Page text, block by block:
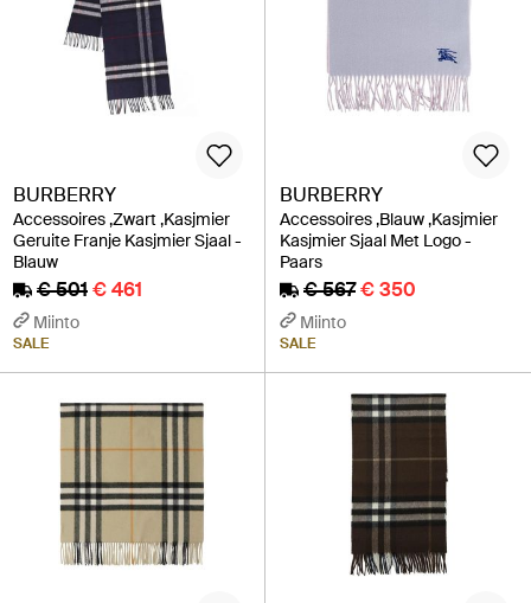
BURBERRY
Accessoires ,Zwart ,Kasjmier
Geruite Franje Kasjmier Sjaal -
Blauw
€ 501€ 461
Miinto
SALE
BURBERRY
Accessoires ,Blauw ,Kasjmier
Kasjmier Sjaal Met Logo -
Paars
€ 567€ 350
Miinto
SALE